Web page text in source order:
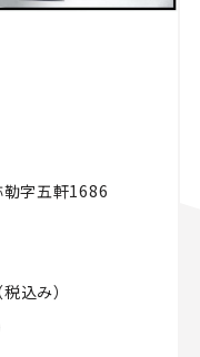
勒字五軒1686
込み）